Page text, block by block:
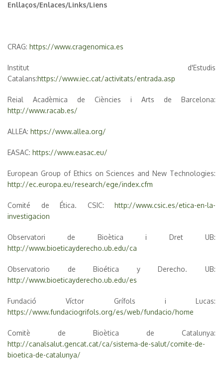
Enllaços/Enlaces/Links/Liens
CRAG: https://www.cragenomica.es
Institut d'Estudis
Catalans:https://www.iec.cat/activitats/entrada.asp
Reial Acadèmica de Ciències i Arts de Barcelona:
http://www.racab.es/
ALLEA: https://www.allea.org/
EASAC: https://www.easac.eu/
European Group of Ethics on Sciences and New Technologies:
http://ec.europa.eu/research/ege/index.cfm
Comité de Ética. CSIC: http://www.csic.es/etica-en-la-
investigacion
Observatori de Bioètica i Dret UB:
http://www.bioeticayderecho.ub.edu/ca
Observatorio de Bioética y Derecho. UB:
http://www.bioeticayderecho.ub.edu/es
Fundació Víctor Grífols i Lucas:
https://www.fundaciogrifols.org/es/web/fundacio/home
Comitè de Bioètica de Catalunya:
http://canalsalut.gencat.cat/ca/sistema-de-salut/comite-de-
bioetica-de-catalunya/